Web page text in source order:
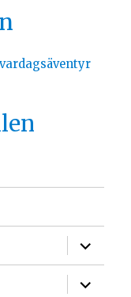
vardagsäventyr